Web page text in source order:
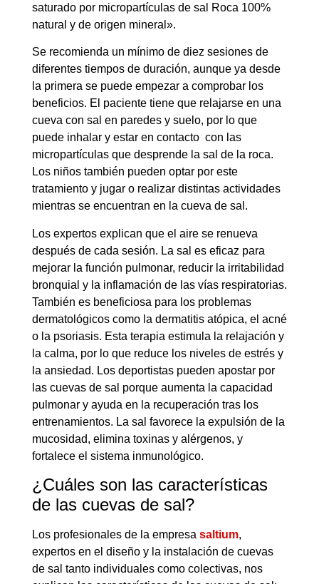
saturado por micropartículas de sal Roca 100%
natural y de origen mineral».
Se recomienda un mínimo de diez sesiones de
diferentes tiempos de duración, aunque ya desde
la primera se puede empezar a comprobar los
beneficios. El paciente tiene que relajarse en una
cueva con sal en paredes y suelo, por lo que
puede inhalar y estar en contacto con las
micropartículas que desprende la sal de la roca.
Los niños también pueden optar por este
tratamiento y jugar o realizar distintas actividades
mientras se encuentran en la cueva de sal.
Los expertos explican que el aire se renueva
después de cada sesión. La sal es eficaz para
mejorar la función pulmonar, reducir la irritabilidad
bronquial y la inflamación de las vías respiratorias.
También es beneficiosa para los problemas
dermatológicos como la dermatitis atópica, el acné
o la psoriasis. Esta terapia estimula la relajación y
la calma, por lo que reduce los niveles de estrés y
la ansiedad. Los deportistas pueden apostar por
las cuevas de sal porque aumenta la capacidad
pulmonar y ayuda en la recuperación tras los
entrenamientos. La sal favorece la expulsión de la
mucosidad, elimina toxinas y alérgenos, y
fortalece el sistema inmunológico.
¿Cuáles son las características
de las cuevas de sal?
Los profesionales de la empresa saltium,
expertos en el diseño y la instalación de cuevas
de sal tanto individuales como colectivas, nos